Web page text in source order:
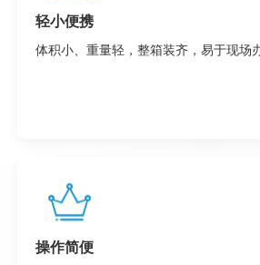
轻小便携
体积小、重量轻，整箱装齐，易于现场
操作简便